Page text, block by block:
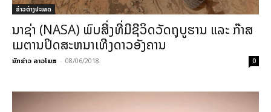
ຂ່າວຕ່າງປະເທດ
ນາຊ່າ (NASA) ພົບສີ່ງທີ່ມີຊີວິດວັດຖຸບູຮານ ແລະ ກ໊າສ
ເມຕານປິດສະຫນາເທີງດາວອັງຄານ
ນັກຂ່າວ ລາວໂພສ - 08/06/2018 0